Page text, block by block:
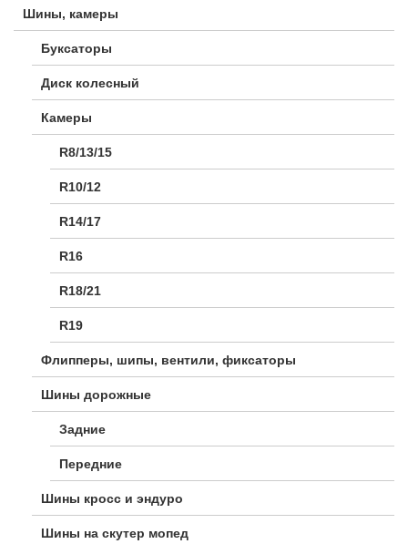
Шины, камеры
Буксаторы
Диск колесный
Камеры
R8/13/15
R10/12
R14/17
R16
R18/21
R19
Флипперы, шипы, вентили, фиксаторы
Шины дорожные
Задние
Передние
Шины кросс и эндуро
Шины на скутер мопед